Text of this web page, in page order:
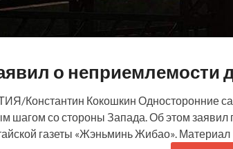
о неприемлемости
Константин Кокошкин Односторонние
шагом со стороны Запада. Об этом
газеты «Жэньминь Жибао».